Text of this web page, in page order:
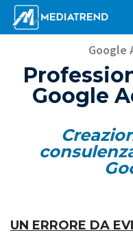
Google
Google
UN ERRORE DA